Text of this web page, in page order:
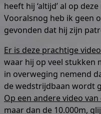
heeft hij ‘altijd’ al op
Vooralsnog heb ik geen
gevonden dat hij zijn
Er is deze prachtige
waar hij op veel stukken
in overweging nemend
de wedstrijdbaan wordt
Op een andere video
maar dan de 10.000m,